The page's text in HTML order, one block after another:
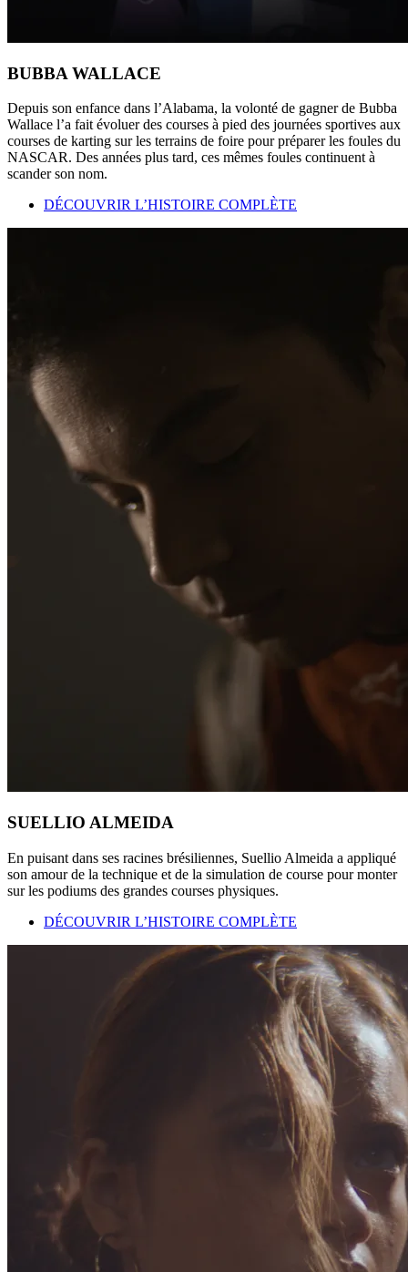
BUBBA WALLACE
Depuis son enfance dans l’Alabama, la volonté de gagner de Bubba
Wallace l’a fait évoluer des courses à pied des journées sportives aux
courses de karting sur les terrains de foire pour préparer les foules du
NASCAR. Des années plus tard, ces mêmes foules continuent à
scander son nom.
DÉCOUVRIR L’HISTOIRE COMPLÈTE
SUELLIO ALMEIDA
En puisant dans ses racines brésiliennes, Suellio Almeida a appliqué
son amour de la technique et de la simulation de course pour monter
sur les podiums des grandes courses physiques.
DÉCOUVRIR L’HISTOIRE COMPLÈTE